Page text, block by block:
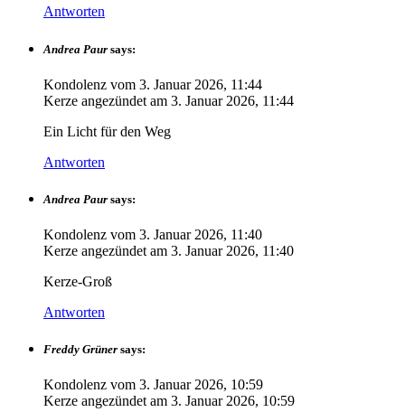
Antworten
Andrea Paur says:
Kondolenz vom 3. Januar 2026, 11:44
Kerze angezündet am 3. Januar 2026, 11:44
Ein Licht für den Weg
Antworten
Andrea Paur says:
Kondolenz vom 3. Januar 2026, 11:40
Kerze angezündet am 3. Januar 2026, 11:40
Kerze-Groß
Antworten
Freddy Grüner says:
Kondolenz vom 3. Januar 2026, 10:59
Kerze angezündet am 3. Januar 2026, 10:59